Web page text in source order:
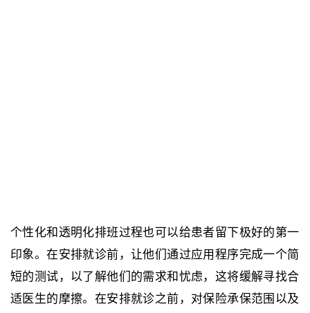
个性化和透明化排班过程也可以给患者留下极好的第一
印象。在安排就诊前，让他们通过应用程序完成一个简
短的测试，以了解他们的需求和忧虑，这将缓解寻找合
适医生的摩擦。在安排就诊之前，对保险承保范围以及